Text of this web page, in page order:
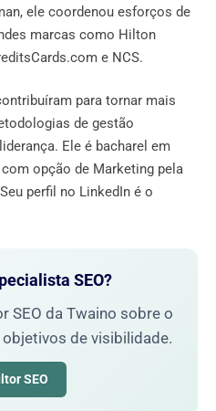
ele coordenou esforços de
marcas como Hilton
e NCS.
para tornar mais
de gestão
Ele é bacharel em
opção de Marketing pela
perfil no LinkedIn é o
SEO?
SEO da Twaino sobre o
de visibilidade.
SEO